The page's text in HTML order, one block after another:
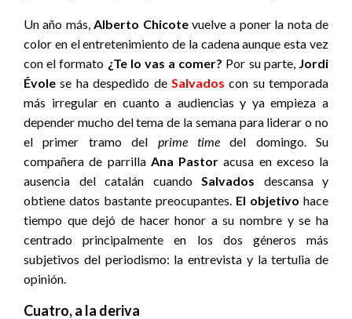
Un año más, Alberto Chicotevuelve a poner la nota de
color en el entretenimiento de la cadena aunque esta vez
con el formato ¿Te lo vas a comer? Por su parte, Jordi
Évole se ha despedido de Salvados con su temporada
más irregular en cuanto a audiencias y ya empieza a
depender mucho del tema de la semana para liderar o no
el primer tramo del prime timedel domingo. Su
compañera de parrillaAna Pastor acusa en exceso la
ausencia del catalán cuando Salvados descansa y
obtiene datos bastante preocupantes. El objetivo hace
tiempo que dejó de hacer honor a su nombre y se ha
centrado principalmente en los dos géneros más
subjetivos del periodismo: la entrevista y la tertulia de
opinión.
Cuatro, a la deriva